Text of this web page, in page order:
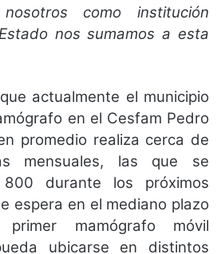
como institución
nos sumamos a esta
actualmente el municipio
en el Cesfam Pedro
promedio realiza cerca de
mensuales, las que se
durante los próximos
espera en el mediano plazo
mamógrafo móvil
ubicarse en distintos